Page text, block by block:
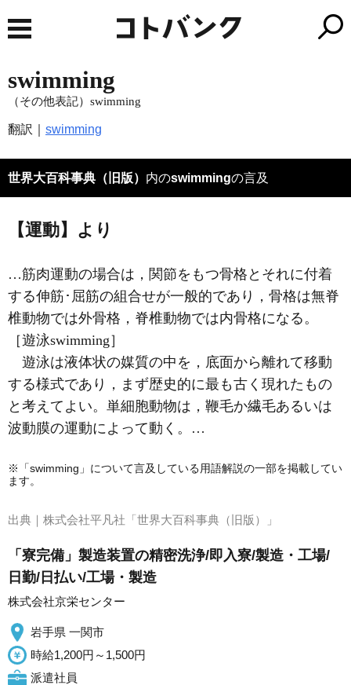
swimming
（その他表記）swimming
翻訳｜ swimming
世界大百科事典（旧版） 内のswimmingの言及
【運動】より
…筋肉運動の場合は，関節をもつ骨格とそれに付着
する伸筋･屈筋の組合せが一般的であり，骨格は無脊
椎動物では外骨格，脊椎動物では内骨格になる。
［遊泳swimming］
遊泳は液体状の媒質の中を，底面から離れて移動
する様式であり，まず歴史的に最も古く現れたもの
と考えてよい。単細胞動物は，鞭毛か繊毛あるいは
波動膜の運動によって動く。…
※「swimming」について言及している用語解説の一部を掲載してい
ます。
出典｜ 株式会社平凡社「世界大百科事典（旧版）」
「寮完備」製造装置の精密洗浄/即入寮/製造・工場/
日勤/日払い/工場・製造
株式会社京栄センター
岩手県 一関市
時給1,200円～1,500円
派遣社員